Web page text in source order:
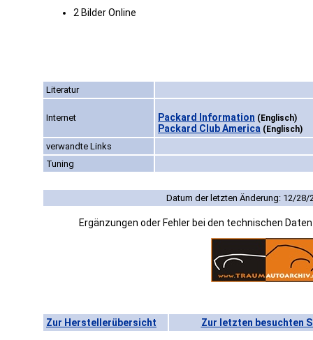
2 Bilder Online
Literatur
Internet Packard Information (Englisch)
Packard Club America (Englisch)
verwandte Links
Tuning
Datum der letzten Änderung: 12/28/
Ergänzungen oder Fehler bei den technischen
Zur Herstellerübersicht Zur letzten besuchten